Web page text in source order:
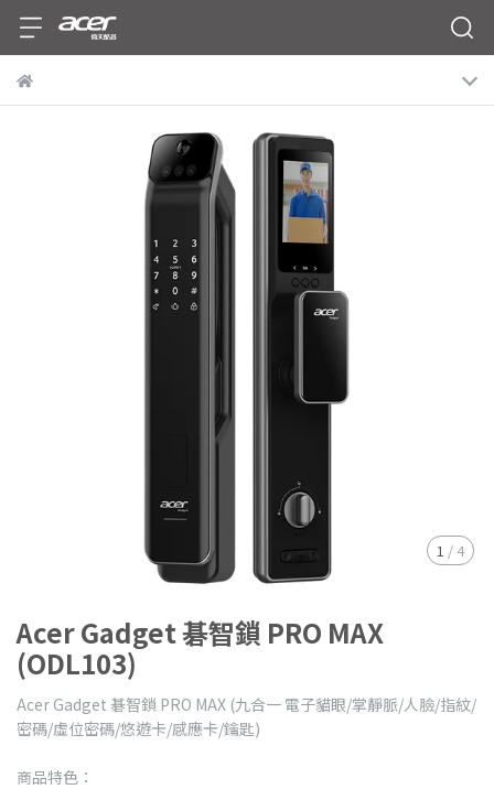
1 / 4
Acer Gadget 碁智鎖 PRO MAX
(ODL103)
Acer Gadget 碁智鎖 PRO MAX (九合一 電子貓眼/掌靜脈/人臉/指紋/
密碼/虛位密碼/悠遊卡/感應卡/鑰匙)
商品特色：